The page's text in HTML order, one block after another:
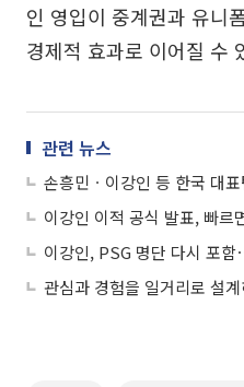
인 영입이 중계권과 유니
경제적 효과로 이어질 수
관련 뉴스
손흥민ㆍ이강인 등 한국 대
이강인 이적 공식 발표, 빠
관심과 경험을 일거리로 설